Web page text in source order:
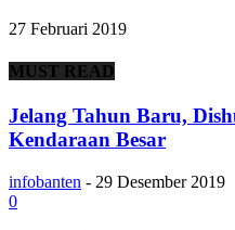
27 Februari 2019
MUST READ
Jelang Tahun Baru,
Kendaraan Besar
infobanten - 29 Desember 2019
0